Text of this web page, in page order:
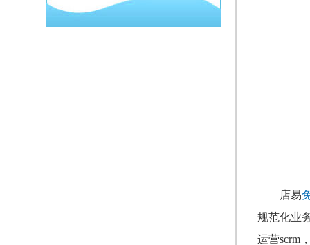
店易
规范化业
运营scrm